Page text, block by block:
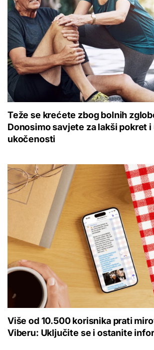
Teže se krećete zbog bolnih
Donosimo savjete za lakši pokret
ukočenosti
Više od 10.500 korisnika prati
Viberu: Uključite se i ostanite